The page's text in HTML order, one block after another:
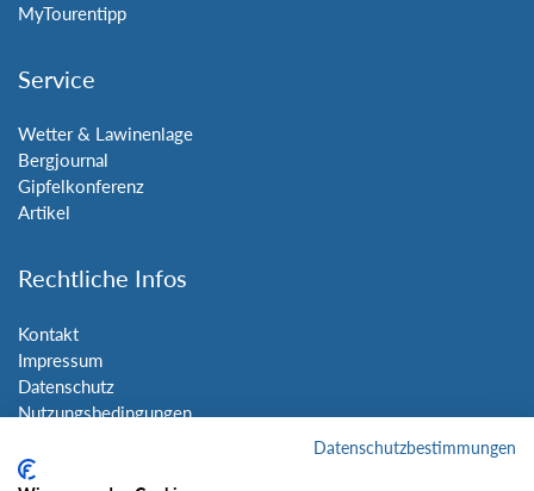
MyTourentipp
Service
Wetter & Lawinenlage
Bergjournal
Gipfelkonferenz
Artikel
Rechtliche Infos
Kontakt
Impressum
Datenschutz
Nutzungsbedingungen
Datenschutzbestimmungen